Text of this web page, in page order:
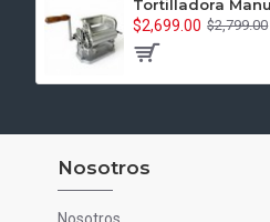
$2,699.00 $2,799.00
Nosotros